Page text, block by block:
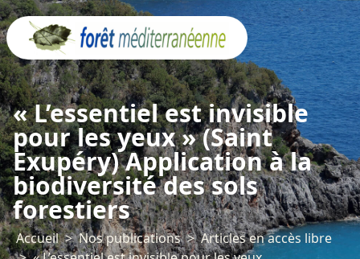
« L’essentiel est invisible
pour les yeux » (Saint
Exupéry) Application à la
biodiversité des sols
forestiers
Accueil Nos publications
Articles en accès libre
Panneau de gestion des cookies